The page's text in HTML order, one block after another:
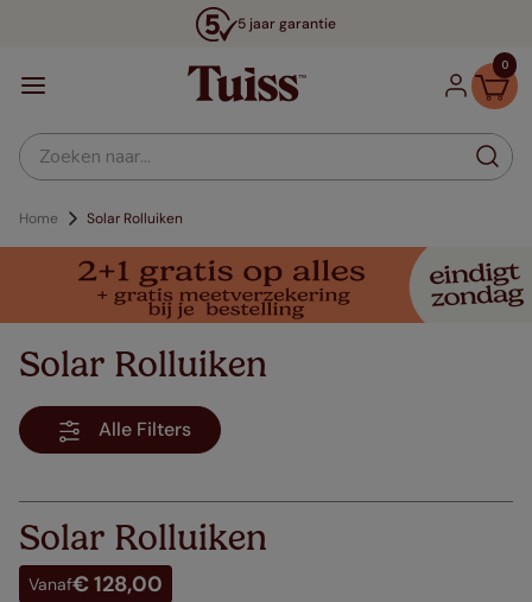
5 jaar garantie
0
Zoeken naar...
Home Solar Rolluiken
Solar Rolluiken
Alle Filters
Solar Rolluiken
Vanaf€ 128,00